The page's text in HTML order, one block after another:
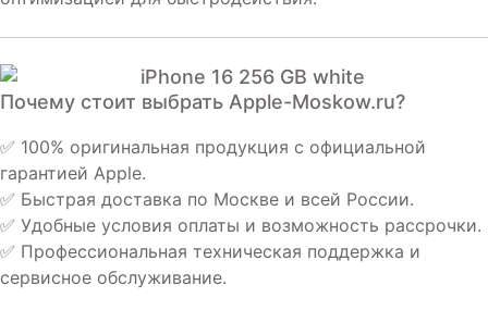
Почему стоит выбрать Apple-Moskow.ru?
✅ 100% оригинальная продукция с официальной
гарантией Apple.
✅ Быстрая доставка по Москве и всей России.
✅ Удобные условия оплаты и возможность рассрочки.
✅ Профессиональная техническая поддержка и
сервисное обслуживание.